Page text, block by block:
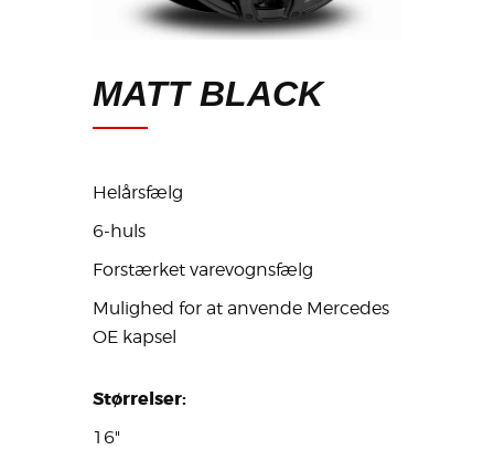
MATT BLACK
Helårsfælg
6-huls
Forstærket varevognsfælg
Mulighed for at anvende Mercedes
OE kapsel
Størrelser:
16"